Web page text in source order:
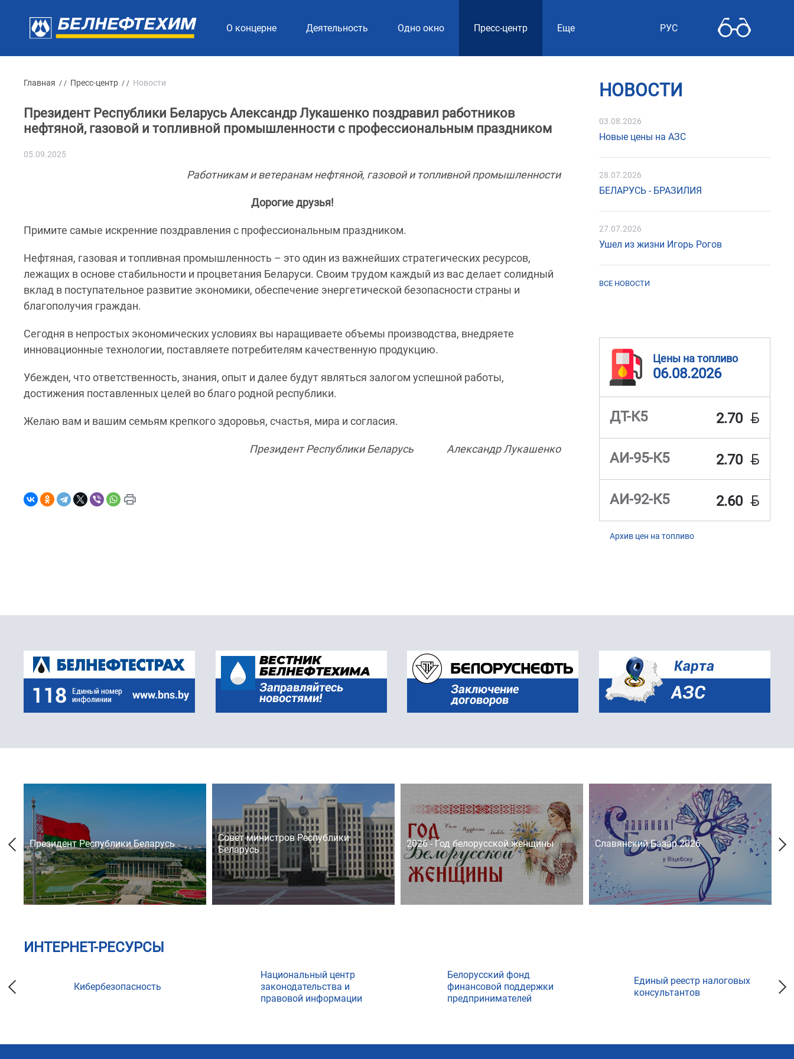
О концерне Деятельность Одно окно Пресс-центр Еще РУС
Главная / / Пресс-центр / / Новости
Президент Республики Беларусь Александр Лукашенко поздравил работников
нефтяной, газовой и топливной промышленности с профессиональным праздником
05.09.2025
Работникам и ветеранам нефтяной, газовой и топливной промышленности
Дорогие друзья!
Примите самые искренние поздравления с профессиональным праздником.
Нефтяная, газовая и топливная промышленность – это один из важнейших стратегических ресурсов,
лежащих в основе стабильности и процветания Беларуси. Своим трудом каждый из вас делает солидный
вклад в поступательное развитие экономики, обеспечение энергетической безопасности страны и
благополучия граждан.
Сегодня в непростых экономических условиях вы наращиваете объемы производства, внедряете
инновационные технологии, поставляете потребителям качественную продукцию.
Убежден, что ответственность, знания, опыт и далее будут являться залогом успешной работы,
достижения поставленных целей во благо родной республики.
Желаю вам и вашим семьям крепкого здоровья, счастья, мира и согласия.
Президент Республики Беларусь Александр Лукашенко
НОВОСТИ
03.08.2026
Новые цены на АЗС
28.07.2026
БЕЛАРУСЬ - БРАЗИЛИЯ
27.07.2026
Ушел из жизни Игорь Рогов
ВСЕ НОВОСТИ
Цены на топливо
06.08.2026
ДТ-К5 2.70 BYN
АИ-95-К5 2.70 BYN
АИ-92-К5 2.60 BYN
Архив цен на топливо
Президент Республики Беларусь
Совет министров Республики
Беларусь
2026 - Год белорусской женщины Славянский Базар 2026
ИНТЕРНЕТ-РЕСУРСЫ
Кибербезопасность
Национальный центр
законодательства и
правовой информации
Белорусский фонд
финансовой поддержки
предпринимателей
Единый реестр налоговых
консультантов